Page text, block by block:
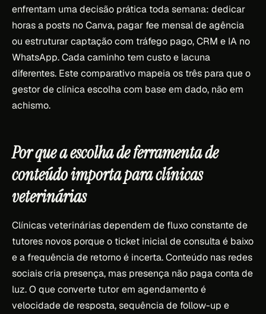
enfrentam uma decisão prática toda semana: dedicar
horas a posts no Canva, pagar fee mensal de agência
ou estruturar captação com tráfego pago, CRM e IA no
WhatsApp. Cada caminho tem custo e lacuna
diferentes. Este comparativo mapeia os três para que o
gestor de clínica escolha com base em dado, não em
achismo.
Por que a escolha de ferramenta de
conteúdo importa para clínicas
veterinárias
Clínicas veterinárias dependem de fluxo constante de
tutores novos porque o ticket inicial de consulta é baixo
e a frequência de retorno é incerta. Conteúdo nas redes
sociais cria presença, mas presença não paga conta de
luz. O que converte tutor em agendamento é
velocidade de resposta, sequência de follow-up e